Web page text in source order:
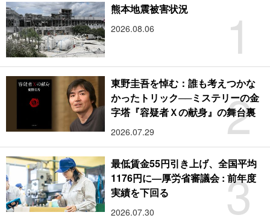
1
熊本地震被害状況
2026.08.06
2
東野圭吾を悼む：誰も考えつかな
かったトリック──ミステリーの金
字塔『容疑者Ｘの献身』の舞台裏
2026.07.29
3
最低賃金55円引き上げ、全国平均
1176円に―厚労省審議会 : 前年度
実績を下回る
2026.07.30